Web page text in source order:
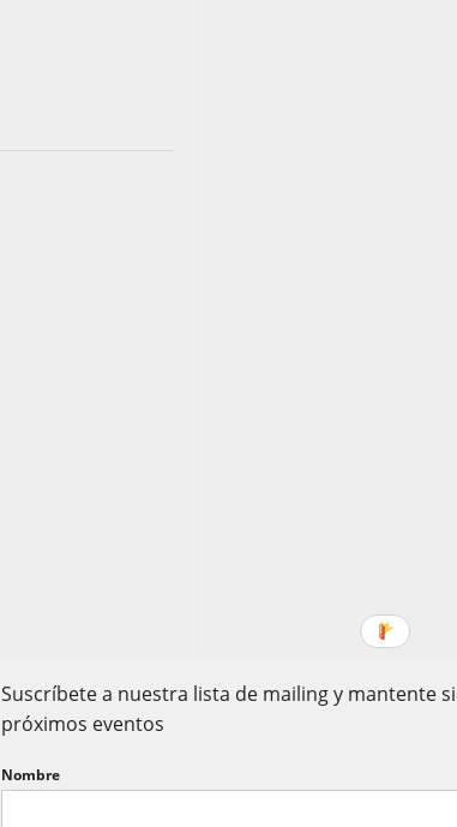
Suscríbete a nuestra lista de mailing y mantente
próximos eventos
Nombre